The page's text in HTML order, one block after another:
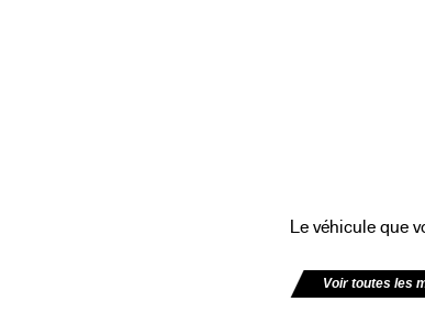
Le véhicule que
Voir toutes les